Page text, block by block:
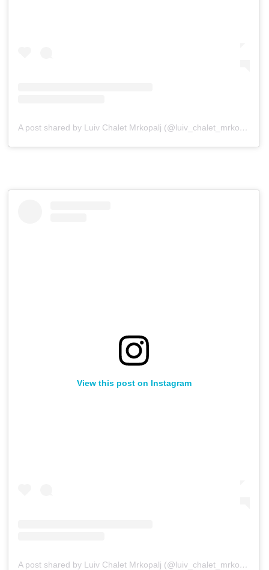
A post shared by Luiv Chalet Mrkopalj (@luiv_chalet_mrkopalj)
View this post on Instagram
A post shared by Luiv Chalet Mrkopalj (@luiv_chalet_mrkopalj)